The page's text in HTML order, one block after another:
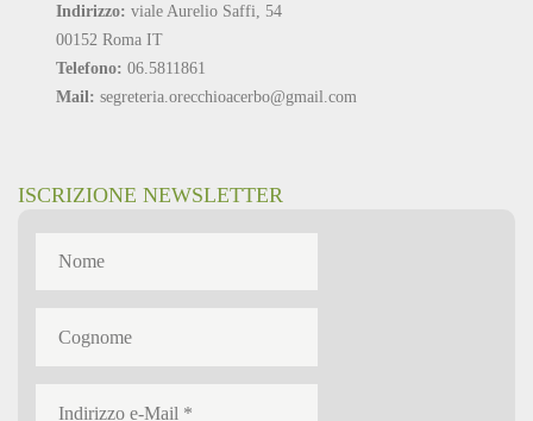
Indirizzo: viale Aurelio Saffi, 54
00152 Roma IT
Telefono: 06.5811861
Mail: segreteria.orecchioacerbo@gmail.com
ISCRIZIONE NEWSLETTER